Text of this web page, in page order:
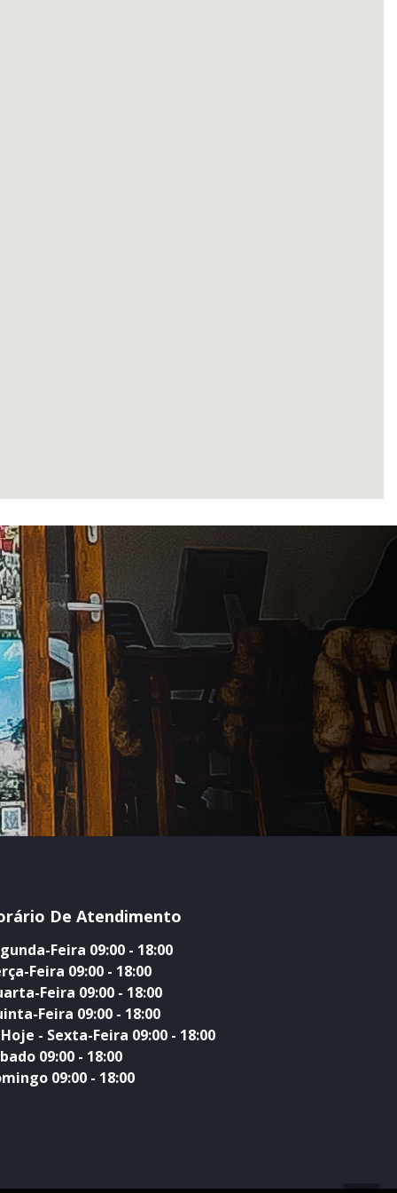
De Atendimento
Feira 09:00 - 18:00
Feira 09:00 - 18:00
Feira 09:00 - 18:00
Feira 09:00 - 18:00
- Sexta-Feira 09:00 - 18:00
09:00 - 18:00
09:00 - 18:00